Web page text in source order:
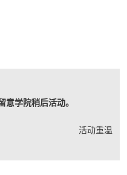
意学院稍后活动。
活动重温